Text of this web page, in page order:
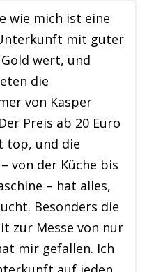
wie mich ist eine
mit guter
wert, und
die
von Kasper
Preis ab 20 Euro
top, und die
von der Küche bis
– hat alles,
Besonders die
zur Messe von nur
mir gefallen. Ich